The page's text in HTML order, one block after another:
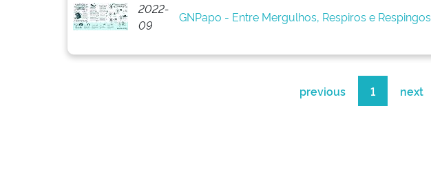
2022-
09
GNPapo - Entre Mergulhos, Respiros e Respingos
previous 1 next